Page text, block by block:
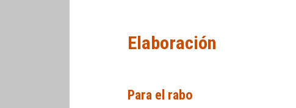
Elaboración
Para el rabo